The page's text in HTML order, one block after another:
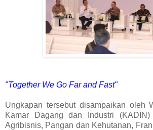
"Together We Go Far and Fast"
Ungkapan tersebut disampaikan oleh
Kamar Dagang dan Industri
Agribisnis, Pangan dan Kehutanan,